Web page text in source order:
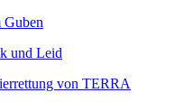
und Leid
von TERRA